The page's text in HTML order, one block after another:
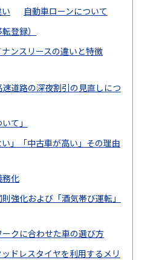
自動車ローンについて
登録）
ンスリースの違いと特徴
道路の深夜割引の見直しにつ
て」
」「中古車が高い」その理由
務化
強化および「酒気帯び運転」
クに合わせた車の選び方
ドレスタイヤを利用するメリ